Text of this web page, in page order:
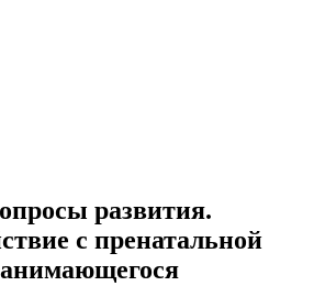
развития.
с пренатальной